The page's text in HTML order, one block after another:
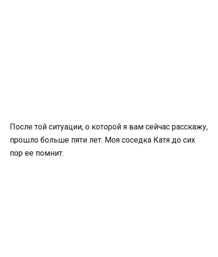
После той ситуации, о которой я вам сейчас расскажу,
прошло больше пяти лет. Моя соседка Катя до сих
пор ее помнит.